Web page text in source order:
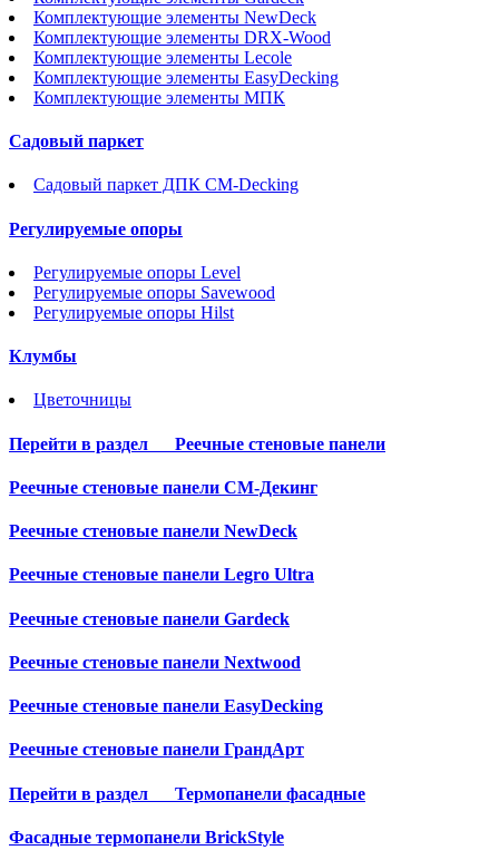
Комплектующие элементы NewDeck
Комплектующие элементы DRX-Wood
Комплектующие элементы Lecole
Комплектующие элементы EasyDecking
Комплектующие элементы МПК
Садовый паркет
Садовый паркет ДПК CM-Decking
Регулируемые опоры
Регулируемые опоры Level
Регулируемые опоры Savewood
Регулируемые опоры Hilst
Клумбы
Цветочницы
Перейти в раздел Реечные стеновые панели
Реечные стеновые панели СМ-Декинг
Реечные стеновые панели NewDeck
Реечные стеновые панели Legro Ultra
Реечные стеновые панели Gardeck
Реечные стеновые панели Nextwood
Реечные стеновые панели EasyDecking
Реечные стеновые панели ГрандАрт
Перейти в раздел Термопанели фасадные
Фасадные термопанели BrickStyle